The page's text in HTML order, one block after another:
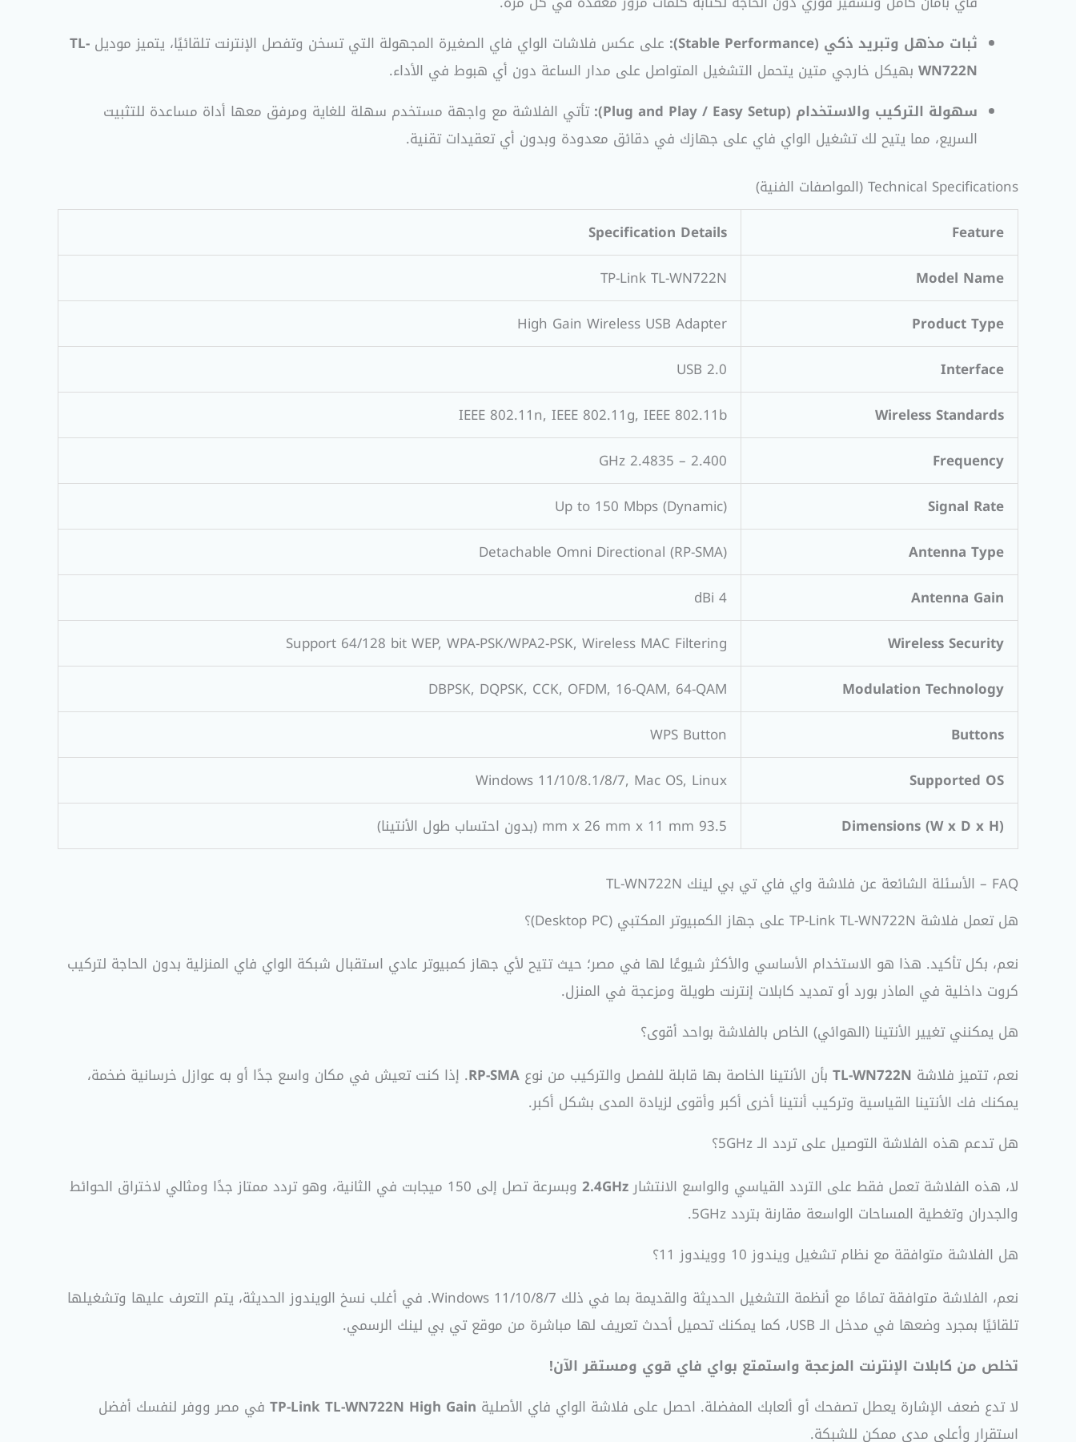
ثبات مذهل وتبريد ذكي (Stable Performance):
على عكس فلاشات الواي فاي الصغيرة المجهولة التي تسخن وتفصل الإنترنت تلقائيًا، يتميز موديل TL-
WN722N بهيكل خارجي متين يتحمل التشغيل المتواصل على مدار الساعة دون أي هبوط في الأداء.
سهولة التركيب والاستخدام (Plug and Play / Easy Setup):
تأتي الفلاشة مع واجهة مستخدم سهلة للغاية ومرفق معها أداة مساعدة للتثبيت
السريع، مما يتيح لك تشغيل الواي فاي على جهازك في دقائق معدودة وبدون أي تعقيدات تقنية.
Technical Specifications (المواصفات الفنية)
Feature
Specification Details
Model Name
TP-Link TL-WN722N
Product Type
High Gain Wireless USB Adapter
Interface
USB 2.0
Wireless Standards
IEEE 802.11n, IEEE 802.11g, IEEE 802.11b
Frequency
2.400 – 2.4835 GHz
Signal Rate
Up to 150 Mbps (Dynamic)
Antenna Type
Detachable Omni Directional (RP-SMA)
Antenna Gain
4 dBi
Wireless Security
Support 64/128 bit WEP, WPA-PSK/WPA2-PSK, Wireless MAC Filtering
Modulation Technology
DBPSK, DQPSK, CCK, OFDM, 16-QAM, 64-QAM
Buttons
WPS Button
Supported OS
Windows 11/10/8.1/8/7, Mac OS, Linux
Dimensions (W x D x H)
93.5 mm x 26 mm x 11 mm (بدون احتساب طول الأنتينا)
FAQ – الأسئلة الشائعة عن فلاشة واي فاي تي بي لينك TL-WN722N
هل تعمل فلاشة TP-Link TL-WN722N على جهاز الكمبيوتر المكتبي (Desktop PC)؟
نعم، بكل تأكيد. هذا هو الاستخدام الأساسي والأكثر شيوعًا لها في مصر؛ حيث تتيح لأي جهاز كمبيوتر عادي استقبال شبكة الواي فاي المنزلية بدون الحاجة لتركيب
كروت داخلية في الماذر بورد أو تمديد كابلات إنترنت طويلة ومزعجة في المنزل.
هل يمكنني تغيير الأنتينا (الهوائي) الخاص بالفلاشة بواحد أقوى؟
نعم، تتميز فلاشة TL-WN722N بأن الأنتينا الخاصة بها قابلة للفصل والتركيب من نوع RP-SMA. إذا كنت تعيش في مكان واسع جدًا أو به عوازل خرسانية ضخمة،
يمكنك فك الأنتينا القياسية وتركيب أنتينا أخرى أكبر وأقوى لزيادة المدى بشكل أكبر.
هل تدعم هذه الفلاشة التوصيل على تردد الـ 5GHz؟
لا، هذه الفلاشة تعمل فقط على التردد القياسي والواسع الانتشار2.4GHz
وبسرعة تصل إلى 150 ميجابت في الثانية، وهو تردد ممتاز جدًا ومثالي لاختراق الحوائط
والجدران وتغطية المساحات الواسعة مقارنة بتردد 5GHz.
هل الفلاشة متوافقة مع نظام تشغيل ويندوز 10 وويندوز 11؟
نعم، الفلاشة متوافقة تمامًا مع أنظمة التشغيل الحديثة والقديمة بما في ذلك Windows 11/10/8/7. في أغلب نسخ الويندوز الحديثة، يتم التعرف عليها وتشغيلها
تلقائيًا بمجرد وضعها في مدخل الـ USB، كما يمكنك تحميل أحدث تعريف لها مباشرة من موقع تي بي لينك الرسمي.
تخلص من كابلات الإنترنت المزعجة واستمتع بواي فاي قوي ومستقر الآن!
لا تدع ضعف الإشارة يعطل تصفحك أو ألعابك المفضلة. احصل على فلاشة الواي فاي الأصلية TP-Link TL-WN722N High Gain في مصر ووفر لنفسك أفضل
استقرار وأعلى مدى ممكن للشبكة.